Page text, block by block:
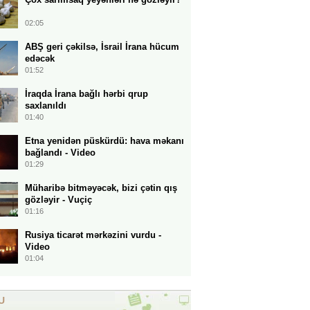
02:05
ABŞ geri çəkilsə, İsrail İrana hücum
edəcək
01:52
İraqda İrana bağlı hərbi qrup
saxlanıldı
01:40
Etna yenidən püskürdü: hava məkanı
bağlandı - Video
01:29
Müharibə bitməyəcək, bizi çətin qış
gözləyir - Vuçiç
01:16
Rusiya ticarət mərkəzini vurdu -
Video
01:04